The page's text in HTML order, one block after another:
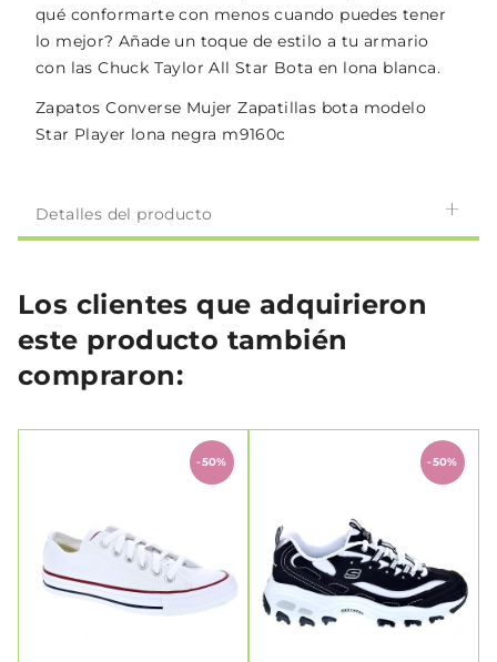
qué conformarte con menos cuando puedes tener
lo mejor? Añade un toque de estilo a tu armario
con las Chuck Taylor All Star Bota en lona blanca.
Zapatos Converse Mujer Zapatillas bota modelo
Star Player lona negra m9160c
Detalles del producto
Los clientes que adquirieron
este producto también
compraron:
-50% -50%